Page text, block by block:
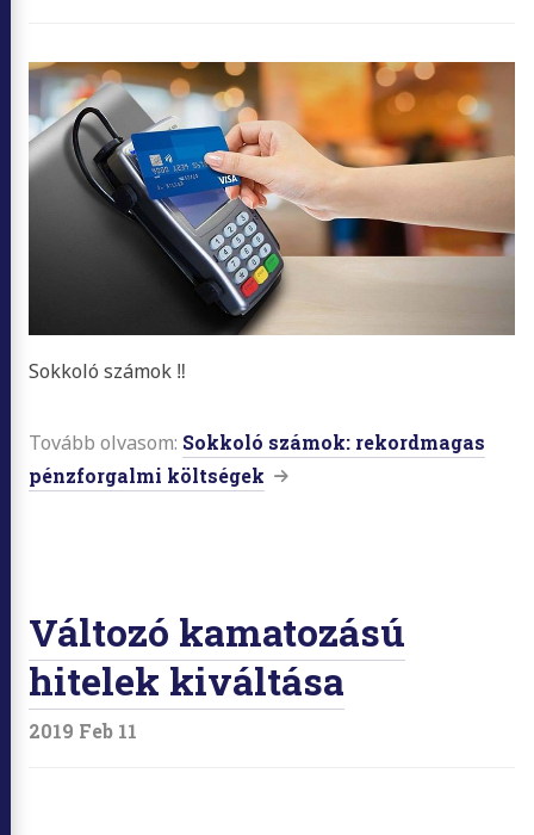
Sokkoló számok ‼️
Tovább olvasom: Sokkoló számok: rekordmagas
pénzforgalmi költségek
Változó kamatozású
hitelek kiváltása
2019 Feb 11